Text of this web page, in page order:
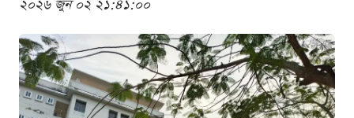
২০২৬ জুন ০২ ২১:৪১:০০